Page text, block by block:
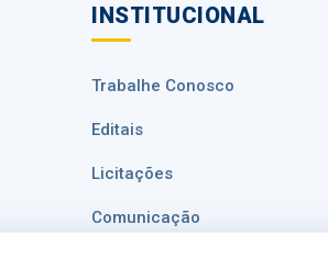
INSTITUCIONAL
Trabalhe Conosco
Editais
Licitações
Comunicação